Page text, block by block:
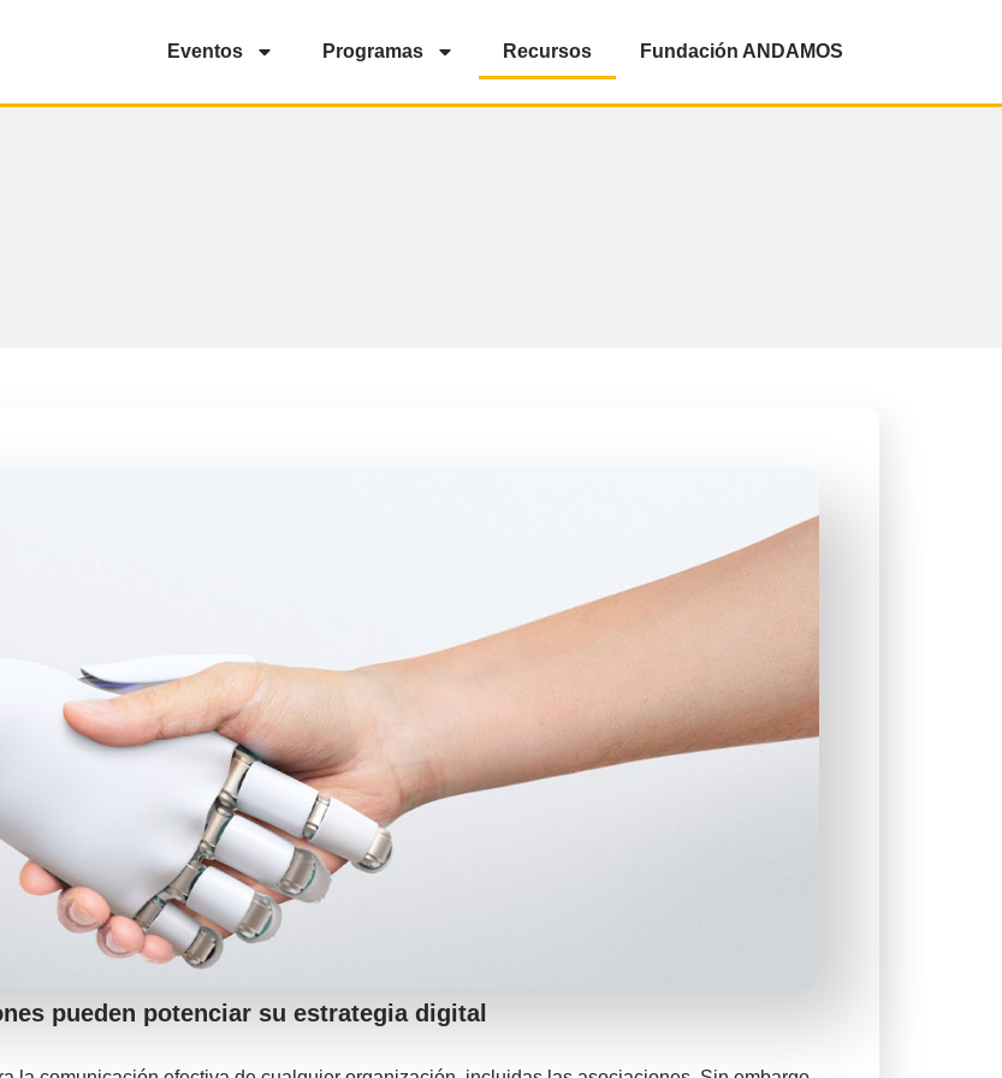
Eventos Programas Recursos Fundación ANDAMOS
pueden potenciar su estrategia digital